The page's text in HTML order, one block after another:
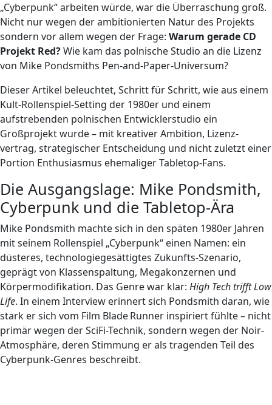
„Cyberpunk“ arbeiten würde, war die Überraschung groß.
Nicht nur wegen der ambitionierten Natur des Projekts
sondern vor allem wegen der Frage: Warum gerade CD
Projekt Red?Wie kam das polnische Studio an die Lizenz
von Mike Pondsmiths Pen-and-Paper-Universum?
Dieser Artikel beleuchtet, Schritt für Schritt, wie aus einem
Kult-Rollenspiel-Setting der 1980er und einem
aufstrebenden polnischen Entwicklerstudio ein
Großprojekt wurde – mit kreativer Ambition, Lizenz-
vertrag, strategischer Entscheidung und nicht zuletzt einer
Portion Enthusiasmus ehemaliger Tabletop-Fans.
Die Ausgangslage: Mike Pondsmith,
Cyberpunk und die Tabletop-Ära
Mike Pondsmith machte sich in den späten 1980er Jahren
mit seinem Rollenspiel „Cyberpunk“ einen Namen: ein
düsteres, technologiegesättigtes Zukunfts-Szenario,
geprägt von Klassenspaltung, Megakonzernen und
Körpermodifikation. Das Genre war klar: High Tech trifft Low
Life. In einem Interview erinnert sich Pondsmith daran, wie
stark er sich vom Film ­Blade Runner inspiriert fühlte – nicht
primär wegen der SciFi-Technik, sondern wegen der Noir-
Atmosphäre, deren Stimmung er als tragenden Teil des
Cyberpunk-Genres beschreibt.